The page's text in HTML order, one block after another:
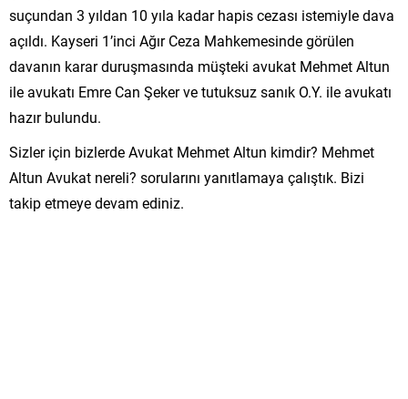
suçundan 3 yıldan 10 yıla kadar hapis cezası istemiyle dava
açıldı. Kayseri 1’inci Ağır Ceza Mahkemesinde görülen
davanın karar duruşmasında müşteki avukat Mehmet Altun
ile avukatı Emre Can Şeker ve tutuksuz sanık O.Y. ile avukatı
hazır bulundu.
Sizler için bizlerde Avukat Mehmet Altun kimdir? Mehmet
Altun Avukat nereli? sorularını yanıtlamaya çalıştık. Bizi
takip etmeye devam ediniz.